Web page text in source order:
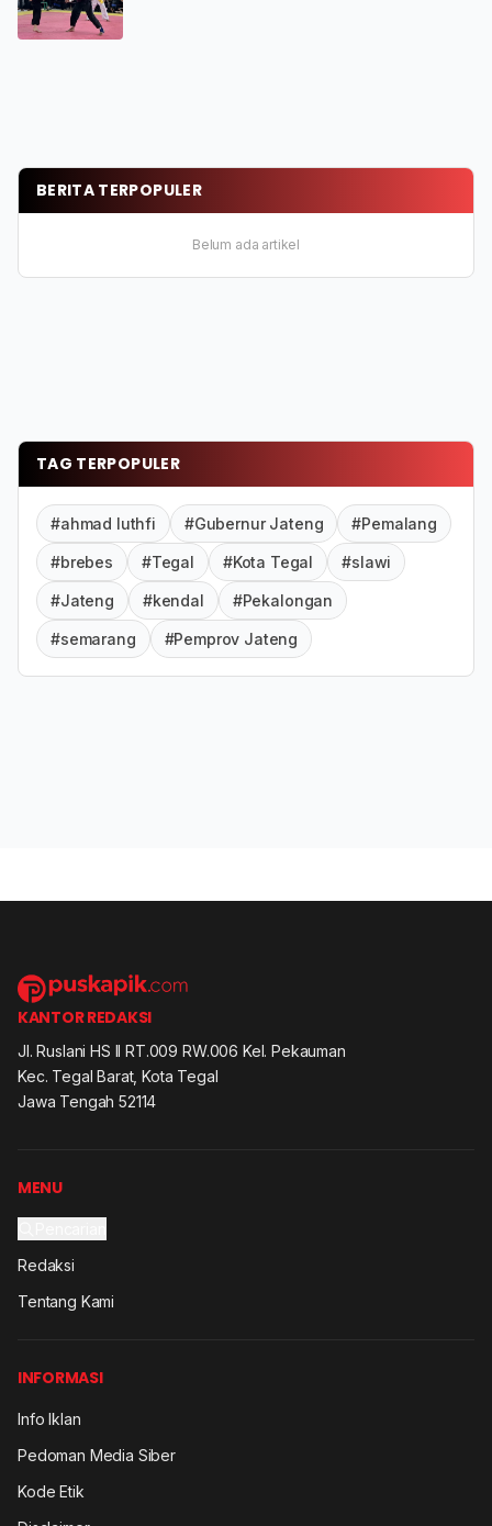
BERITA TERPOPULER
Belum ada artikel
TAG TERPOPULER
#ahmad luthfi #Gubernur Jateng #Pemalang
#brebes #Tegal #Kota Tegal #slawi
#Jateng #kendal #Pekalongan
#semarang #Pemprov Jateng
KANTOR REDAKSI
Jl. Ruslani HS II RT.009 RW.006 Kel. Pekauman
Kec. Tegal Barat, Kota Tegal
Jawa Tengah 52114
MENU
Redaksi
Tentang Kami
INFORMASI
Info Iklan
Pedoman Media Siber
Kode Etik